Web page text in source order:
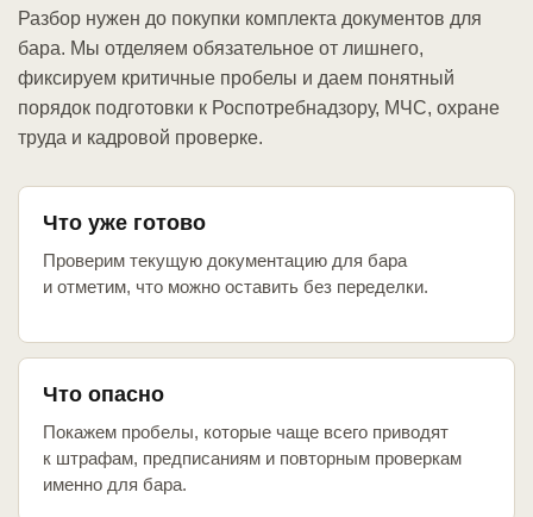
Разбор нужен до покупки комплекта документов для
бара. Мы отделяем обязательное от лишнего,
фиксируем критичные пробелы и даем понятный
порядок подготовки к Роспотребнадзору, МЧС, охране
труда и кадровой проверке.
Что уже готово
Проверим текущую документацию для бара
и отметим, что можно оставить без переделки.
Что опасно
Покажем пробелы, которые чаще всего приводят
к штрафам, предписаниям и повторным проверкам
именно для бара.